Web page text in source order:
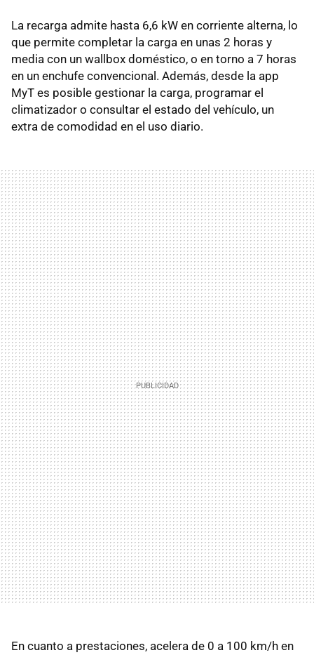
La recarga admite hasta 6,6 kW en corriente alterna, lo
que permite completar la carga en unas 2 horas y
media con un wallbox doméstico, o en torno a 7 horas
en un enchufe convencional. Además, desde la app
MyT es posible gestionar la carga, programar el
climatizador o consultar el estado del vehículo, un
extra de comodidad en el uso diario.
En cuanto a prestaciones, acelera de 0 a 100 km/h en